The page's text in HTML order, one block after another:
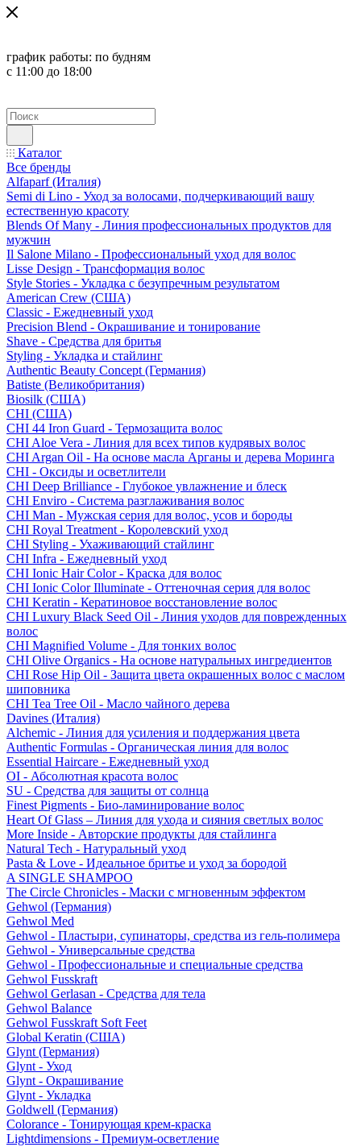
график работы: по будням
с 11:00 до 18:00
Каталог
Все бренды
Alfaparf (Италия)
Semi di Lino - Уход за волосами, подчеркивающий вашу
естественную красоту
Blends Of Many - Линия профессиональных продуктов для
мужчин
Il Salone Milano - Профессиональный уход для волос
Lisse Design - Трансформация волос
Style Stories - Укладка с безупречным результатом
American Crew (США)
Classic - Ежедневный уход
Precision Blend - Окрашивание и тонирование
Shave - Средства для бритья
Styling - Укладка и стайлинг
Authentic Beauty Concept (Германия)
Batiste (Великобритания)
Biosilk (США)
CHI (США)
CHI 44 Iron Guard - Термозащита волос
CHI Aloe Vera - Линия для всех типов кудрявых волос
CHI Argan Oil - На основе масла Арганы и дерева Моринга
CHI - Оксиды и осветлители
CHI Deep Brilliance - Глубокое увлажнение и блеск
CHI Enviro - Система разглаживания волос
CHI Man - Мужская серия для волос, усов и бороды
CHI Royal Treatment - Королевский уход
CHI Styling - Ухаживающий стайлинг
CHI Infra - Ежедневный уход
CHI Ionic Hair Color - Краска для волос
CHI Ionic Color Illuminate - Оттеночная серия для волос
CHI Keratin - Кератиновое восстановление волос
CHI Luxury Black Seed Oil - Линия уходов для поврежденных
волос
CHI Magnified Volume - Для тонких волос
CHI Olive Organics - На основе натуральных ингредиентов
CHI Rose Hip Oil - Защита цвета окрашенных волос с маслом
шиповника
CHI Tea Tree Oil - Масло чайного дерева
Davines (Италия)
Alchemic - Линия для усиления и поддержания цвета
Authentic Formulas - Органическая линия для волос
Essential Haircare - Eжедневный уход
OI - Абсолютная красота волос
SU - Средства для защиты от солнца
Finest Pigments - Био-ламинирование волос
Heart Of Glass – Линия для ухода и сияния светлых волос
More Inside - Авторские продукты для стайлинга
Natural Tech - Натуральный уход
Pasta & Love - Идеальное бритье и уход за бородой
A SINGLE SHAMPOO
The Circle Chronicles - Маски с мгновенным эффектом
Gehwol (Германия)
Gehwol Med
Gehwol - Пластыри, супинаторы, средства из гель-полимера
Gehwol - Универсальные средства
Gehwol - Профессиональные и специальные средства
Gehwol Fusskraft
Gehwol Gerlasan - Средства для тела
Gehwol Balance
Gehwol Fusskraft Soft Feet
Global Keratin (США)
Glynt (Германия)
Glynt - Уход
Glynt - Окрашивание
Glynt - Укладка
Goldwell (Германия)
Colorance - Тонирующая крем-краска
Lightdimensions - Премиум-осветление